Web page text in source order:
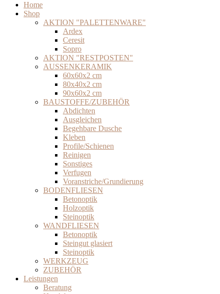
Home
Shop
AKTION "PALETTENWARE"
Ardex
Ceresit
Sopro
AKTION "RESTPOSTEN"
AUSSENKERAMIK
60x60x2 cm
80x40x2 cm
90x60x2 cm
BAUSTOFFE/ZUBEHÖR
Abdichten
Ausgleichen
Begehbare Dusche
Kleben
Profile/Schienen
Reinigen
Sonstiges
Verfugen
Voranstriche/Grundierung
BODENFLIESEN
Betonoptik
Holzoptik
Steinoptik
WANDFLIESEN
Betonoptik
Steingut glasiert
Steinoptik
WERKZEUG
ZUBEHÖR
Leistungen
Beratung